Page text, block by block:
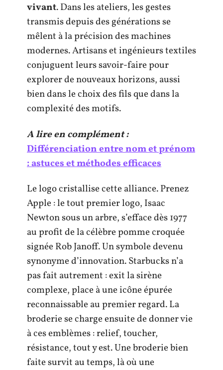
vivant. Dans les ateliers, les gestes
transmis depuis des générations se
mêlent à la précision des machines
modernes. Artisans et ingénieurs textiles
conjuguent leurs savoir-faire pour
explorer de nouveaux horizons, aussi
bien dans le choix des fils que dans la
complexité des motifs.
A lire en complément :
Différenciation entre nom et prénom
: astuces et méthodes efficaces
Le logo cristallise cette alliance. Prenez
Apple : le tout premier logo, Isaac
Newton sous un arbre, s’efface dès 1977
au profit de la célèbre pomme croquée
signée Rob Janoff. Un symbole devenu
synonyme d’innovation. Starbucks n’a
pas fait autrement : exit la sirène
complexe, place à une icône épurée
reconnaissable au premier regard. La
broderie se charge ensuite de donner vie
à ces emblèmes : relief, toucher,
résistance, tout y est. Une broderie bien
faite survit au temps, là où une